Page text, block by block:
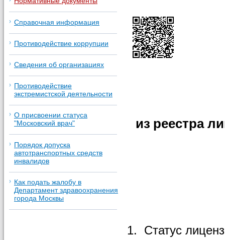
из реестра
1. Статус
Справочная информация
Противодействие коррупции
Сведения об организациях
Противодействие
экстремистской деятельности
О присвоении статуса
"Московский врач"
Порядок допуска
автотранспортных средств
инвалидов
Как подать жалобу в
Департамент здравоохранения
города Москвы